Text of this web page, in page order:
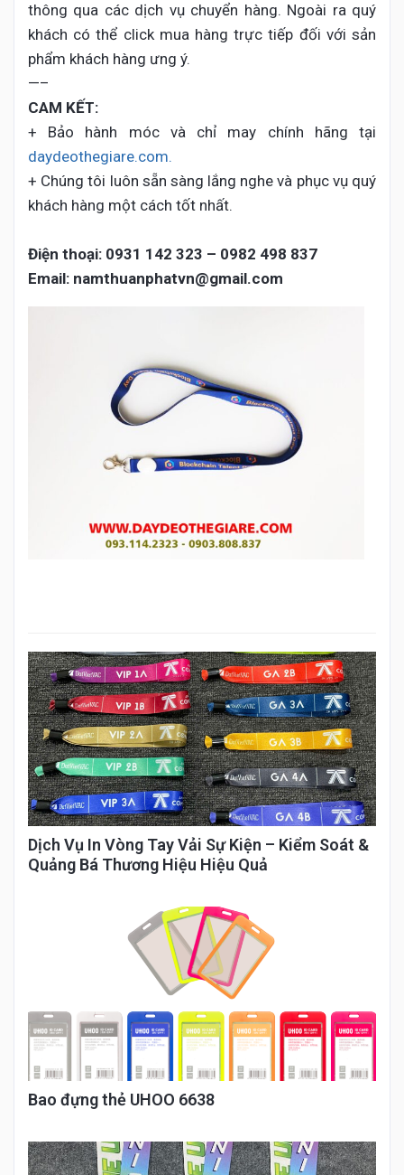
thông qua các dịch vụ chuyển hàng. Ngoài ra quý
khách có thể click mua hàng trực tiếp đối với sản
phẩm khách hàng ưng ý.
—–
CAM KẾT:
+ Bảo hành móc và chỉ may chính hãng tại
daydeothegiare.com.
+ Chúng tôi luôn sẵn sàng lắng nghe và phục vụ quý
khách hàng một cách tốt nhất.
Điện thoại: 0931 142 323 – 0982 498 837
Email: namthuanphatvn@gmail.com
Dịch Vụ In Vòng Tay Vải Sự Kiện – Kiểm Soát &
Quảng Bá Thương Hiệu Hiệu Quả
Bao đựng thẻ UHOO 6638